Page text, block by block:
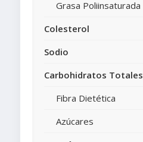
Grasa Poliinsaturada
Colesterol
Sodio
Carbohidratos Totales
Fibra Dietética
Azúcares